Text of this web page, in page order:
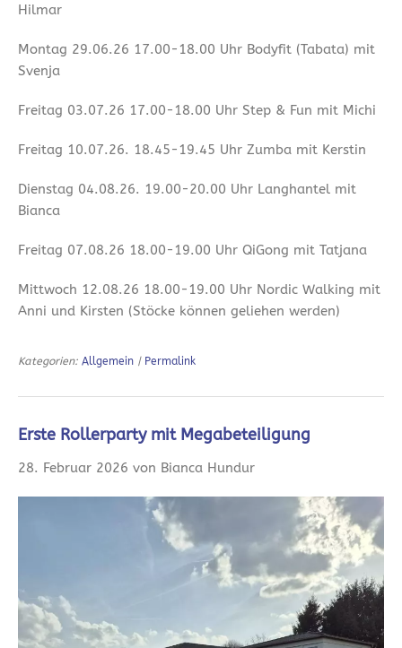
Hilmar
Montag 29.06.26 17.00-18.00 Uhr Bodyfit (Tabata) mit
Svenja
Freitag 03.07.26 17.00-18.00 Uhr Step & Fun mit Michi
Freitag 10.07.26. 18.45-19.45 Uhr Zumba mit Kerstin
Dienstag 04.08.26. 19.00-20.00 Uhr Langhantel mit
Bianca
Freitag 07.08.26 18.00-19.00 Uhr QiGong mit Tatjana
Mittwoch 12.08.26 18.00-19.00 Uhr Nordic Walking mit
Anni und Kirsten (Stöcke können geliehen werden)
Kategorien: Allgemein | Permalink
Erste Rollerparty mit Megabeteiligung
28. Februar 2026 von Bianca Hundur